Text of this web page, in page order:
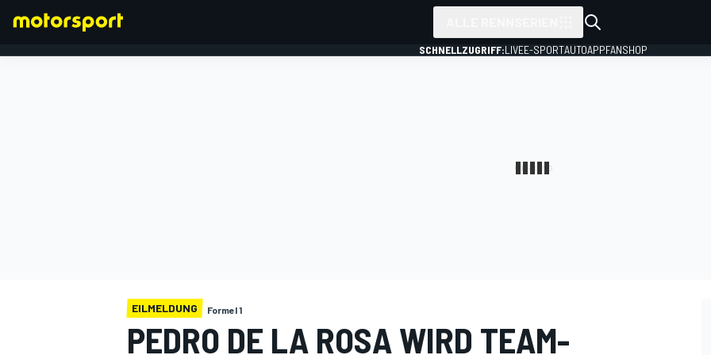
SCHNELLZUGRIFF:LIVEE-SPORTAUTOAPPFANSHOP
EILMELDUNG Formel 1
PEDRO DE LA ROSA WIRD TEAM-